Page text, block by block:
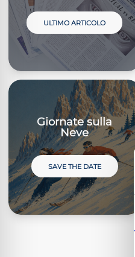
ULTIMO ARTICOLO
Giornate sulla
Neve
SAVE THE DATE